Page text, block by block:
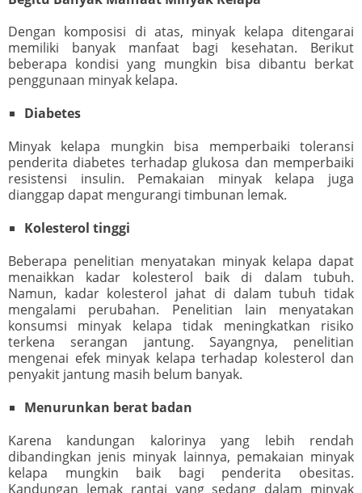
Dengan komposisi di atas, minyak kelapa ditengarai
memiliki banyak manfaat bagi kesehatan. Berikut
beberapa kondisi yang mungkin bisa dibantu berkat
penggunaan minyak kelapa.
Diabetes
Minyak kelapa mungkin bisa memperbaiki toleransi
penderita diabetes terhadap glukosa dan memperbaiki
resistensi insulin. Pemakaian minyak kelapa juga
dianggap dapat mengurangi timbunan lemak.
Kolesterol tinggi
Beberapa penelitian menyatakan minyak kelapa dapat
menaikkan kadar kolesterol baik di dalam tubuh.
Namun, kadar kolesterol jahat di dalam tubuh tidak
mengalami perubahan. Penelitian lain menyatakan
konsumsi minyak kelapa tidak meningkatkan risiko
terkena serangan jantung. Sayangnya, penelitian
mengenai efek minyak kelapa terhadap kolesterol dan
penyakit jantung masih belum banyak.
Menurunkan berat badan
Karena kandungan kalorinya yang lebih rendah
dibandingkan jenis minyak lainnya, pemakaian minyak
kelapa mungkin baik bagi penderita obesitas.
Kandungan lemak rantai yang sedang dalam minyak